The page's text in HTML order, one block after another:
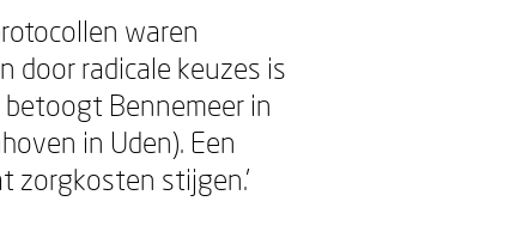
waren
door radicale keuzes is
Bennemeer in
in Uden). Een
zorgkosten stijgen.’